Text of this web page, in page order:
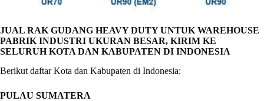
JUAL RAK GUDANG HEAVY DUTY UNTUK WAREHOUSE
PABRIK INDUSTRI UKURAN BESAR, KIRIM KE
SELURUH KOTA DAN KABUPATEN DI INDONESIA
Berikut daftar Kota dan Kabupaten di Indonesia:
PULAU SUMATERA